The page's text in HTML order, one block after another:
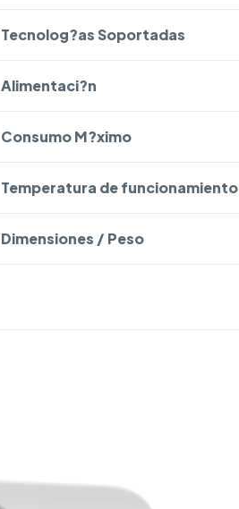
Tecnolog?as Soportadas
Alimentaci?n
Consumo M?ximo
Temperatura de funcionamiento
Dimensiones / Peso